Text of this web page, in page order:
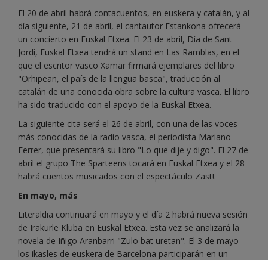
El 20 de abril habrá contacuentos, en euskera y catalán, y al
día siguiente, 21 de abril, el cantautor Estankona ofrecerá
un concierto en Euskal Etxea. El 23 de abril, Día de Sant
Jordi, Euskal Etxea tendrá un stand en Las Ramblas, en el
que el escritor vasco Xamar firmará ejemplares del libro
"Orhipean, el país de la llengua basca", traducción al
catalán de una conocida obra sobre la cultura vasca. El libro
ha sido traducido con el apoyo de la Euskal Etxea.
La siguiente cita será el 26 de abril, con una de las voces
más conocidas de la radio vasca, el periodista Mariano
Ferrer, que presentará su libro "Lo que dije y digo". El 27 de
abril el grupo The Sparteens tocará en Euskal Etxea y el 28
habrá cuentos musicados con el espectáculo Zast!.
En mayo, más
Literaldia continuará en mayo y el día 2 habrá nueva sesión
de Irakurle Kluba en Euskal Etxea. Esta vez se analizará la
novela de Iñigo Aranbarri "Zulo bat uretan". El 3 de mayo
los ikasles de euskera de Barcelona participarán en un